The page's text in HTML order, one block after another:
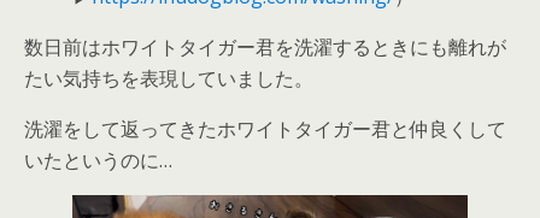
数日前はホワイトタイガー君を洗濯するときにも離れが
たい気持ちを表現していました。
洗濯をして返ってきたホワイトタイガー君と仲良くして
いたというのに…